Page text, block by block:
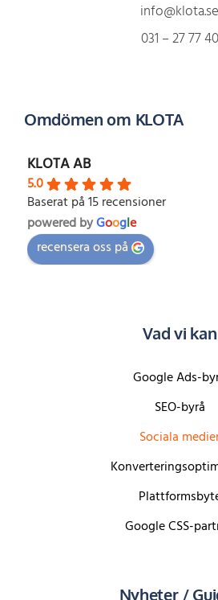
info@klota.se
031 – 27 77 40
Omdömen om KLOTA
KLOTA AB
5.0
Baserat på 15 recensioner
powered byGoogle
recensera oss på
Vad vi kan
Google Ads-
SEO-byrå
Sociala
Google CSS-
Nyheter /